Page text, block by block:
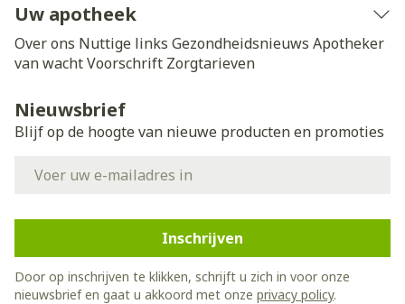
Uw apotheek
Over ons Nuttige links Gezondheidsnieuws Apotheker
van wachtVoorschrift Zorgtarieven
Nieuwsbrief
Blijf op de hoogte van nieuwe producten en promoties
Inschrijven
Door op inschrijven te klikken, schrijft u zich in voor onze
nieuwsbrief en gaat u akkoord met onze privacy policy.